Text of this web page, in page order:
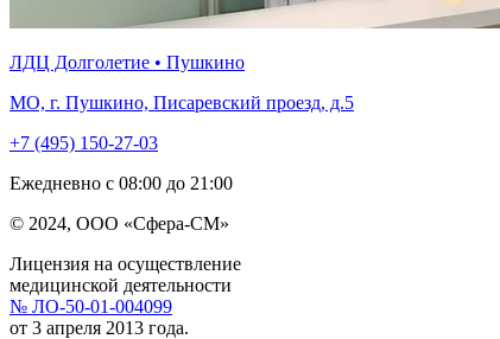
ЛДЦ Долголетие • Пушкино
МО, г. Пушкино, Писаревский проезд, д.5
+7 (495) 150-27-03
Ежедневно с 08:00 до 21:00
© 2024, ООО «Сфера-СМ»
Лицензия на осуществление
медицинской деятельности
№ ЛО-50-01-004099
от 3 апреля 2013 года.